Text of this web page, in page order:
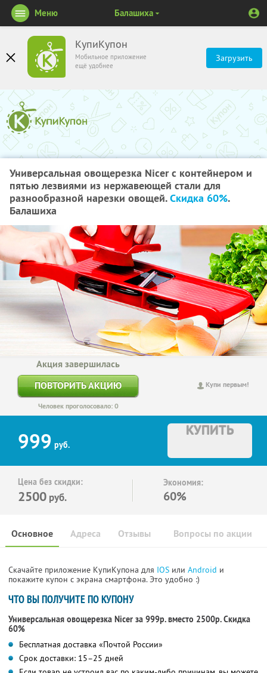
КупиКупон
Мобильное приложение
ещё удобнее
Загрузить
Меню Балашиха
Универсальная овощерезка Nicer с контейнером и
пятью лезвиями из нержавеющей стали для
разнообразной нарезки овощей.Скидка 60%.
Балашиха
Купи первым!
Акция завершилась
ПОВТОРИТЬ АКЦИЮ
Человек проголосовало: 0
999 руб.
КУПИТЬ
Цена без скидки:
2500 руб.
Экономия:
60%
Основное Отзывы Вопросы по акции
Адреса
Скачайте приложение КупиКупона для IOS или Android и
покажите купон с экрана смартфона. Это удобно :)
ЧТО ВЫ ПОЛУЧИТЕ ПО КУПОНУ
Универсальная овощерезка Nicer за 999р. вместо 2500р. Скидка
60%
Бесплатная доставка «Почтой России»
Срок доставки: 15–25 дней